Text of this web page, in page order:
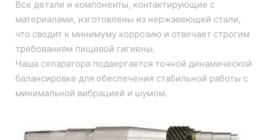
Все детали и компоненты, контактирующие с
материалами, изготовлены из нержавеющей стали,
что сводит к минимуму коррозию и отвечает строгим
требованиям пищевой гигиены.
Чаша сепаратора подвергается точной динамической
балансировке для обеспечения стабильной работы с
минимальной вибрацией и шумом.